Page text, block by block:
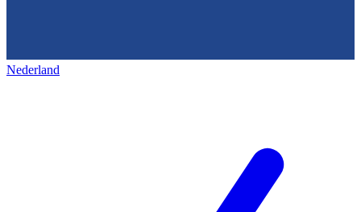
Nederland